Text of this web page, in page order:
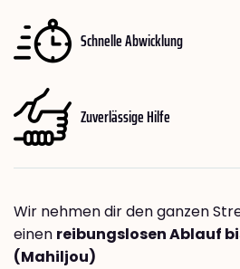
Schnelle Abwicklung
Zuverlässige Hilfe
Wir nehmen dir den ganzen
einen reibungslosen Ablauf
(Mahiljou)